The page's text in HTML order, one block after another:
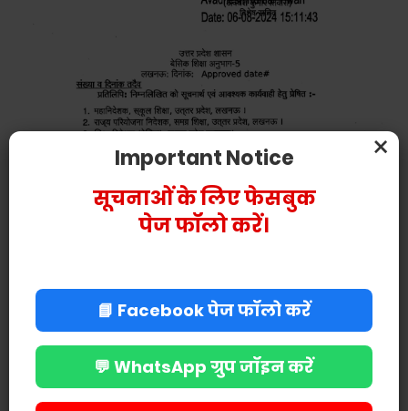
×
Important Notice
सूचनाओं के लिए फेसबुक
पेज फॉलो करें।
📘 Facebook पेज फॉलो करें
💬 WhatsApp ग्रुप जॉइन करें